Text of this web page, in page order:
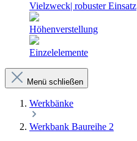
Vielzweck| robuster Einsatz
Höhenverstellung
Einzelelemente
Menü schließen
Werkbänke
Werkbank Baureihe 2